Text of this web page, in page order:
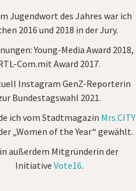
Jugendwort des Jahres war ich
2016 und 2018 in der Jury.
Young-Media Award 2018,
Com.mit Award 2017.
Instagram GenZ-Reporterin
Bundestagswahl 2021.
ich vom Stadtmagazin Mrs.CITY
„Women of the Year“ gewählt.
außerdem Mitgründerin der
Initiative Vote16.